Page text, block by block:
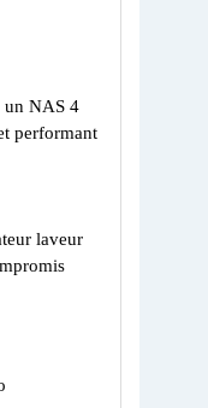
un NAS 4
performant
laveur